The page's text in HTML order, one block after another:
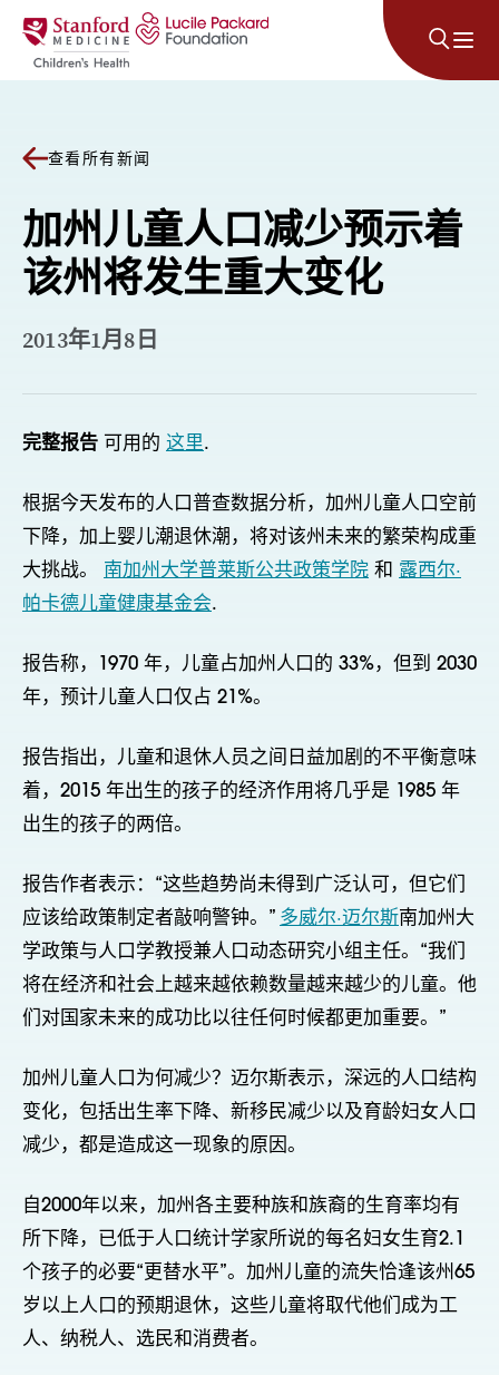
跳至内容
查看所有新闻
加州儿童人口减少预示着
该州将发生重大变化
2013年1月8日
完整报告 可用的 这里.
根据今天发布的人口普查数据分析，加州儿童人口空前
下降，加上婴儿潮退休潮，将对该州未来的繁荣构成重
大挑战。
南加州大学普莱斯公共政策学院 和 露西尔·
帕卡德儿童健康基金会.
报告称，1970 年，儿童占加州人口的 33%，但到 2030
年，预计儿童人口仅占 21%。
报告指出，儿童和退休人员之间日益加剧的不平衡意味
着，2015 年出生的孩子的经济作用将几乎是 1985 年
出生的孩子的两倍。
报告作者表示：“这些趋势尚未得到广泛认可，但它们
应该给政策制定者敲响警钟。” 多威尔·迈尔斯南加州大
学政策与人口学教授兼人口动态研究小组主任。“我们
将在经济和社会上越来越依赖数量越来越少的儿童。他
们对国家未来的成功比以往任何时候都更加重要。”
加州儿童人口为何减少？迈尔斯表示，深远的人口结构
变化，包括出生率下降、新移民减少以及育龄妇女人口
减少，都是造成这一现象的原因。
自2000年以来，加州各主要种族和族裔的生育率均有
所下降，已低于人口统计学家所说的每名妇女生育2.1
个孩子的必要“更替水平”。加州儿童的流失恰逢该州65
岁以上人口的预期退休，这些儿童将取代他们成为工
人、纳税人、选民和消费者。